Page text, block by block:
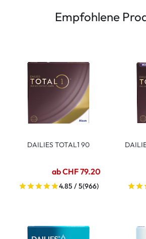
Empfohlene
DAILIES TOTAL1 90
ab CHF 79.20
4.85 / 5(966)